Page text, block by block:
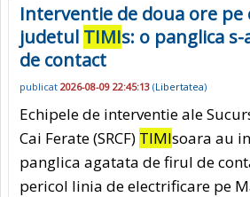
Interventie de doua ore pe
judetul TIMIs: o panglica
de contact
publicat 2026-08-09 22:45:13 (Libertatea)
Echipele de interventie ale
Cai Ferate (SRCF) TIMIsoara au
panglica agatata de firul de
pericol linia de electrificare pe